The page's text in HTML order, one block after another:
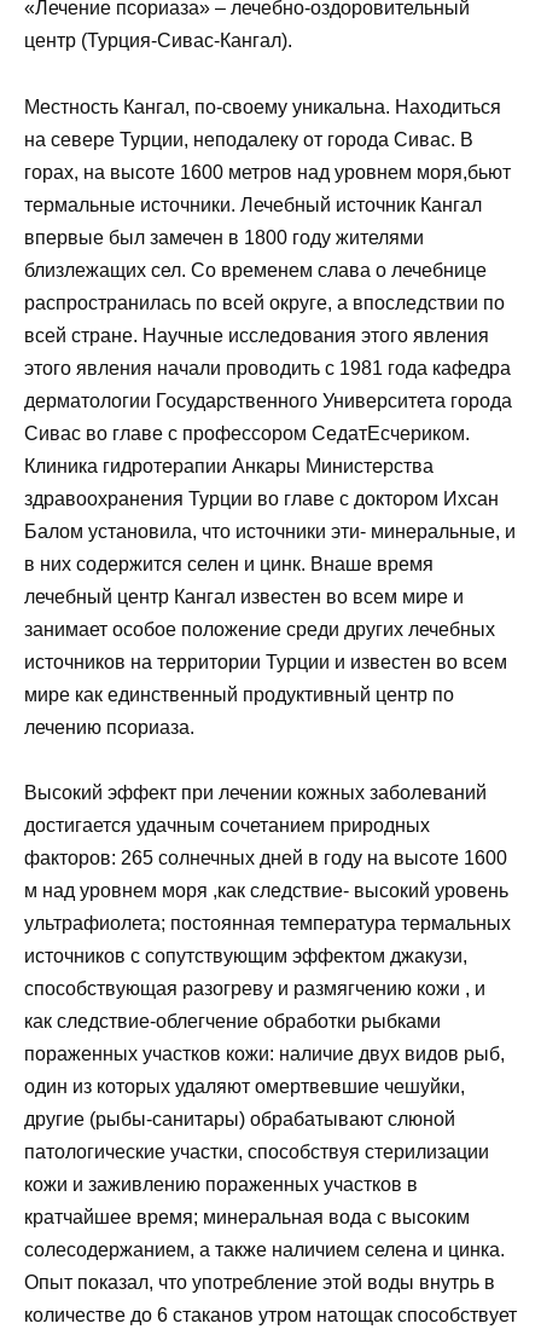
«Лечение псориаза» – лечебно-оздоровительный
центр (Турция-Сивас-Кангал).
Местность Кангал, по-своему уникальна. Находиться
на севере Турции, неподалеку от города Сивас. В
горах, на высоте 1600 метров над уровнем моря,бьют
термальные источники. Лечебный источник Кангал
впервые был замечен в 1800 году жителями
близлежащих сел. Со временем слава о лечебнице
распространилась по всей округе, а впоследствии по
всей стране. Научные исследования этого явления
этого явления начали проводить с 1981 года кафедра
дерматологии Государственного Университета города
Сивас во главе с профессором СедатЕсчериком.
Клиника гидротерапии Анкары Министерства
здравоохранения Турции во главе с доктором Ихсан
Балом установила, что источники эти- минеральные, и
в них содержится селен и цинк. Внаше время
лечебный центр Кангал известен во всем мире и
занимает особое положение среди других лечебных
источников на территории Турции и известен во всем
мире как единственный продуктивный центр по
лечению псориаза.
Высокий эффект при лечении кожных заболеваний
достигается удачным сочетанием природных
факторов: 265 солнечных дней в году на высоте 1600
м над уровнем моря ,как следствие- высокий уровень
ультрафиолета; постоянная температура термальных
источников с сопутствующим эффектом джакузи,
способствующая разогреву и размягчению кожи , и
как следствие-облегчение обработки рыбками
пораженных участков кожи: наличие двух видов рыб,
один из которых удаляют омертвевшие чешуйки,
другие (рыбы-санитары) обрабатывают слюной
патологические участки, способствуя стерилизации
кожи и заживлению пораженных участков в
кратчайшее время; минеральная вода с высоким
солесодержанием, а также наличием селена и цинка.
Опыт показал, что употребление этой воды внутрь в
количестве до 6 стаканов утром натощак способствует